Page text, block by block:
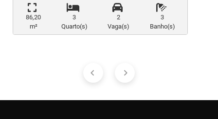
86,20
m²
3
Quarto(s)
2
Vaga(s)
3
Banho(s)